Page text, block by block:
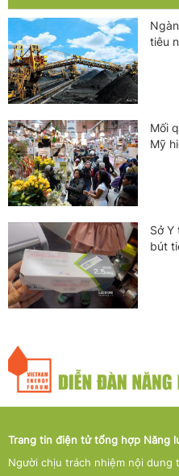
tiêu
Mối
Mỹ
Sở Y
bút
Trang tin điện tử tổng hợp Năng
Người chịu trách nhiệm nội